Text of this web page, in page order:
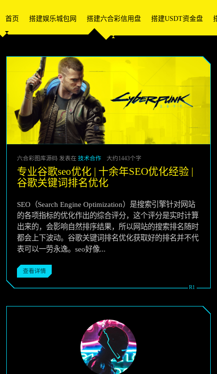
首页 搭建娱乐城包网 搭建六合彩信用盘 搭建USDT资金盘
六合彩图库源码 发表在 技术合作 大约1443个字
专业谷歌seo优化 | 十余年SEO优化经验 |
谷歌关键词排名优化
SEO（Search Engine Optimization）是搜索引擎针对网站
的各项指标的优化作出的综合评分，这个评分是实时计算
出来的，会影响自然排序结果，所以网站的搜索排名随时
都会上下波动。谷歌关键词排名优化获取好的排名并不代
表可以一劳永逸。seo好像...
查看详情